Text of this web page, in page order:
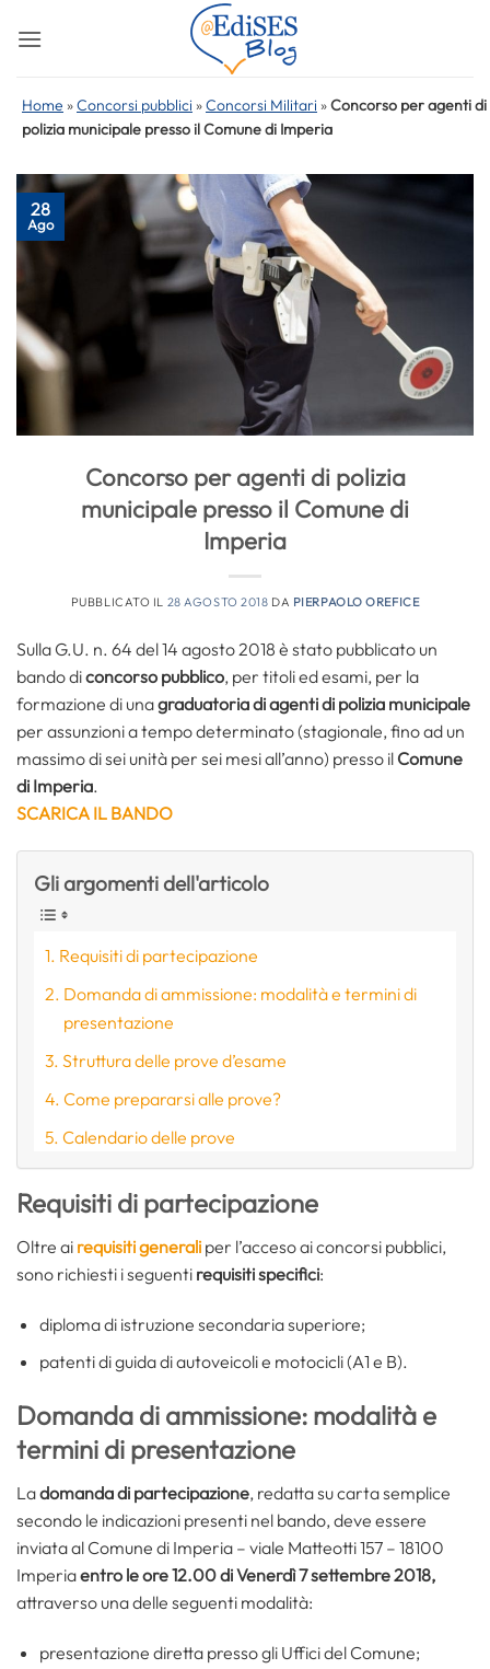
Home »Concorsi pubblici »Concorsi Militari »Concorso per agenti di
polizia municipale presso il Comune di Imperia
28
Ago
Concorso per agenti di polizia
municipale presso il Comune di
Imperia
PUBBLICATO IL 28 AGOSTO 2018 DA PIERPAOLO OREFICE
Sulla G.U. n. 64 del 14 agosto 2018 è stato pubblicato un
bando diconcorso pubblico, per titoli ed esami, per la
formazione di unagraduatoria di agenti di polizia municipale
per assunzioni a tempo determinato (stagionale, fino ad un
massimo di sei unità per sei mesi all’anno) presso il Comune
di Imperia.
SCARICA IL BANDO
Gli argomenti dell'articolo
Requisiti di partecipazione
Domanda di ammissione: modalità e termini di
presentazione
Struttura delle prove d’esame
Come prepararsi alle prove?
Calendario delle prove
Requisiti di partecipazione
Oltre ai requisiti generali per l’acceso ai concorsi pubblici,
sono richiesti i seguenti requisiti specifici:
diploma di istruzione secondaria superiore;
patenti di guida di autoveicoli e motocicli (A1 e B).
Domanda di ammissione: modalità e
termini di presentazione
Ladomanda di partecipazione, redatta su carta semplice
secondo le indicazioni presenti nel bando, deve essere
inviata al Comune di Imperia – viale Matteotti 157 – 18100
Imperiaentro le ore 12.00 di Venerdì 7 settembre 2018,
attraverso una delle seguenti modalità:
presentazione diretta presso gli Uffici del Comune;